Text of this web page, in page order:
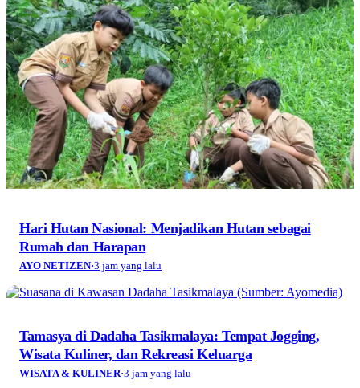
Hari Hutan Nasional: Menjadikan Hutan sebagai
Rumah dan Harapan
AYO NETIZEN·3 jam yang lalu
Tamasya di Dadaha Tasikmalaya: Tempat Jogging,
Wisata Kuliner, dan Rekreasi Keluarga
WISATA & KULINER·3 jam yang lalu